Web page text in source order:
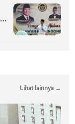
Lihat lainnya →